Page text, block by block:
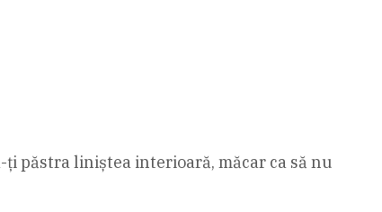
păstra liniștea interioară, măcar ca să nu